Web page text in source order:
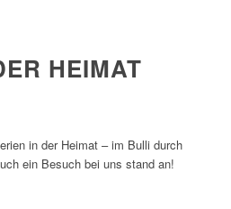
HEIMAT
in der Heimat – im Bulli durch
ein Besuch bei uns stand an!